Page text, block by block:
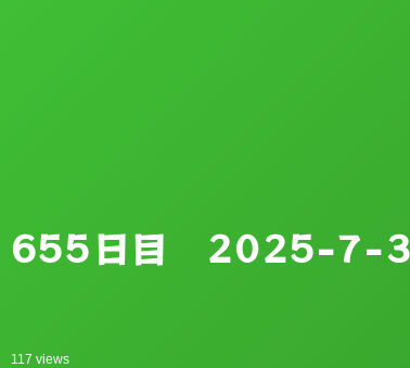
655日目 2025-7-3【
117 views